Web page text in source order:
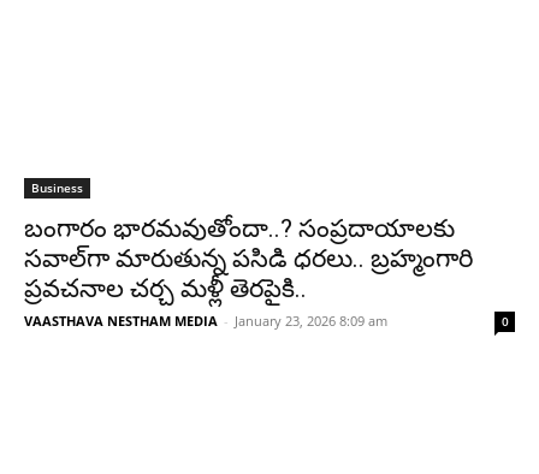
Business
బంగారం భారమవుతోందా..? సంప్రదాయాలకు
సవాల్‌గా మారుతున్న పసిడి ధరలు.. బ్రహ్మంగారి
ప్రవచనాల చర్చ మళ్లీ తెరపైకి..
VAASTHAVA NESTHAM MEDIA - January 23, 2026 8:09 am 0